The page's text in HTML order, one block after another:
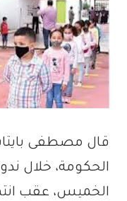
قال مصطفى
الحكومة، خلال
الخميس، عقب